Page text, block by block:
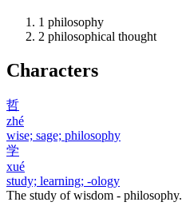
1 philosophy
2 philosophical thought
Characters
哲
zhé
wise; sage; philosophy
学
xué
study; learning; -ology
The study of wisdom - philosophy.